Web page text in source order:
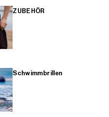
ZUBEHÖR
Schwimmbrillen